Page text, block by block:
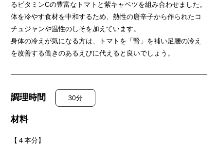
るビタミンCの豊富なトマトと紫キャベツを組み合わせました。
体を冷やす食材を中和するため、熱性の唐辛子から作られたコ
チュジャンや温性のしそを加えています。
身体の冷えが気になる方は、トマトを「腎」を補い足腰の冷え
を改善する働きのあるえびに代えると良いでしょう。
調理時間 30分
材料
【４本分】